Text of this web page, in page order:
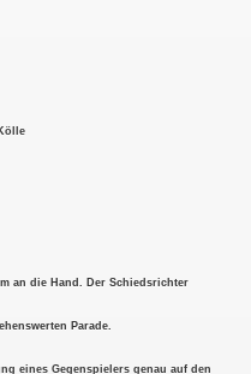
an die Hand. Der Schiedsrichter
Parade.
eines Gegenspielers genau auf den